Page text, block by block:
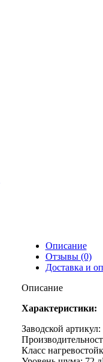
Описание
Отзывы (0)
Доставка и
Описание
Характеристики:
Заводской
Класс